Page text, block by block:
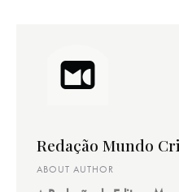
Redação Mundo
ABOUT AUTHOR